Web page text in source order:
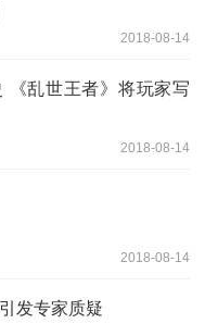
2018-08-14
《乱世王者》将玩家写
2018-08-14
2018-08-14
发专家质疑